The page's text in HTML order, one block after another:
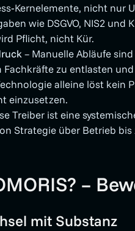
nicht nur
wie DSGVO, NIS2
Pflicht, nicht Kür.
– Manuelle Abläufe
Fachkräfte zu entlasten
alleine löst kein
einzusetzen.
Treiber ist eine
Strategie über Betrieb
–
mit Substanz